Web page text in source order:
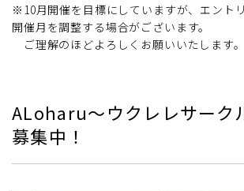
※10月開催を目標にしていますが、エント
開催月を調整する場合がございます。
ご理解のほどよろしくお願いいたします。
ALoharu～ウクレレサーク
募集中！